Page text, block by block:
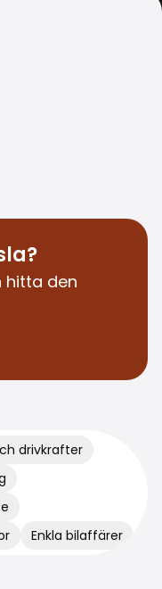
hitta den
drivkrafter
Enkla bilaffärer